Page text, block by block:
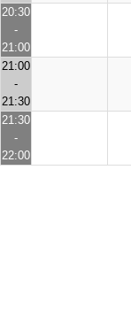
20:30
-
21:00
21:00
-
21:30
21:30
-
22:00